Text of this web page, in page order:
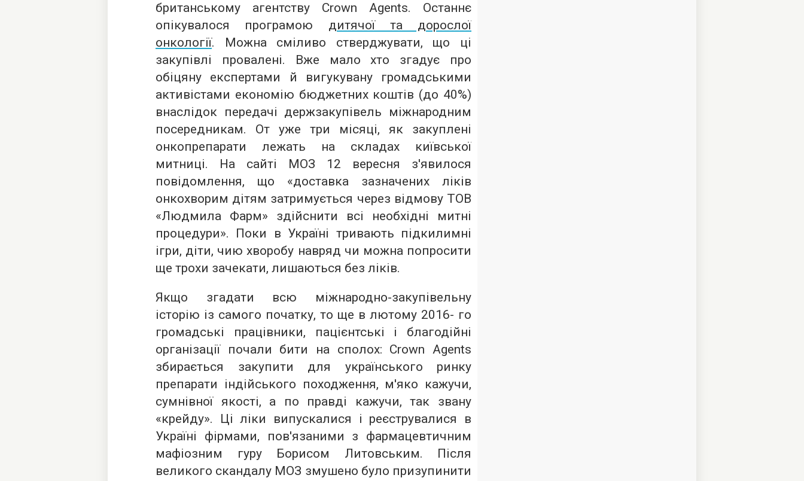
британському агентству Crown Agents. Останнє
опікувалося програмою дитячої та дорослої
онкології. Можна сміливо стверджувати, що ці
закупівлі провалені. Вже мало хто згадує про
обіцяну експертами й вигукувану громадськими
активістами економію бюджетних коштів (до 40%)
внаслідок передачі держзакупівель міжнародним
посередникам. От уже три місяці, як закуплені
онкопрепарати лежать на складах київської
митниці. На сайті МОЗ 12 вересня з'явилося
повідомлення, що «доставка зазначених ліків
онкохворим дітям затримується через відмову ТОВ
«Людмила Фарм» здійснити всі необхідні митні
процедури». Поки в Україні тривають підкилимні
ігри, діти, чию хворобу навряд чи можна попросити
ще трохи зачекати, лишаються без ліків.
Якщо згадати всю міжнародно-закупівельну
історію із самого початку, то ще в лютому 2016- го
громадські працівники, пацієнтські і благодійні
організації почали бити на сполох: Crown Agents
збирається закупити для українського ринку
препарати індійського походження, м'яко кажучи,
сумнівної якості, а по правді кажучи, так звану
«крейду». Ці ліки випускалися і реєструвалися в
Україні фірмами, пов'язаними з фармацевтичним
мафіозним гуру Борисом Литовським. Після
великого скандалу МОЗ змушено було призупинити